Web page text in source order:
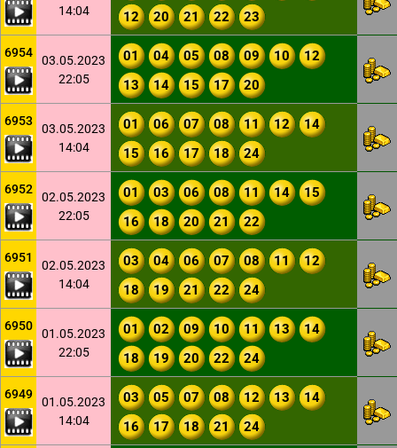
14:04
12
20 21 22 23
6954
03.05.2023
22:05
01 04 05 08 09 10
12
13
14 15 17 20
6953
03.05.2023
14:04
01 06 07 08 11 12
14
15
16 17 18 24
6952
02.05.2023
22:05
01 03 06 08 11 14
15
16
18 20 21 22
6951
02.05.2023
14:04
03 04 06 07 08 11
12
18
19 21 22 24
6950
01.05.2023
22:05
01 02 09 10 11 13
14
18
19 20 22 24
6949
01.05.2023
14:04
03 05 07 08 12 13
14
16
17 18 21 24